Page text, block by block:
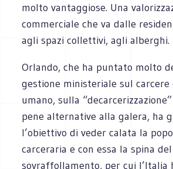
molto vantaggiose. Una
commerciale che va dalle
agli spazi collettivi, agli alberghi.
Orlando, che ha puntato molto
gestione ministeriale sul carcere
umano, sulla
pene alternative alla galera, ha
l’obiettivo di veder calata la
carceraria e con essa la spina del
sovraffollamento, per cui l’Italia